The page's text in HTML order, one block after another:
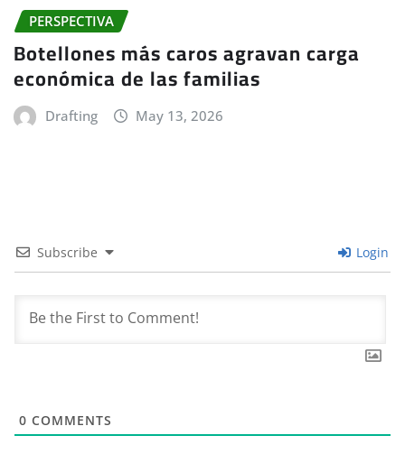
PERSPECTIVA
Botellones más caros agravan carga
económica de las familias
Drafting May 13, 2026
Subscribe Login
0 COMMENTS